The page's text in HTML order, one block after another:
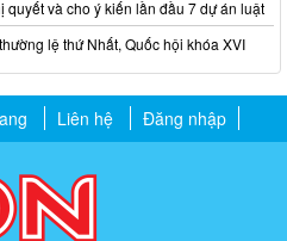
quyết và cho ý kiến lần đầu 7 dự án luật
lệ thứ Nhất, Quốc hội khóa XVI
Liên hệ Đăng nhập